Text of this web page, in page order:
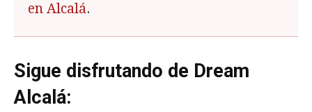
en Alcalá.
Sigue disfrutando de Dream
Alcalá: